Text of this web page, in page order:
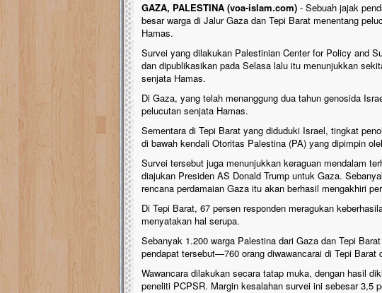
GAZA, PALESTINA (voa-islam.com) - Sebuah jajak
besar warga di Jalur Gaza dan Tepi Barat menentang
Hamas.
Survei yang dilakukan Palestinian Center for Policy and
dan dipublikasikan pada Selasa lalu itu menunjukkan
senjata Hamas.
Di Gaza, yang telah menanggung dua tahun genosida
pelucutan senjata Hamas.
Sementara di Tepi Barat yang diduduki Israel, tingkat
di bawah kendali Otoritas Palestina (PA) yang dipimpin
Survei tersebut juga menunjukkan keraguan mendalam
diajukan Presiden AS Donald Trump untuk Gaza.
rencana perdamaian Gaza itu akan berhasil mengakhiri
Di Tepi Barat, 67 persen responden meragukan
menyatakan hal serupa.
Sebanyak 1.200 warga Palestina dari Gaza dan Tepi
pendapat tersebut—760 orang diwawancarai di Tepi Barat
Wawancara dilakukan secara tatap muka, dengan hasil
peneliti PCPSR. Margin kesalahan survei ini sebesar 3,5